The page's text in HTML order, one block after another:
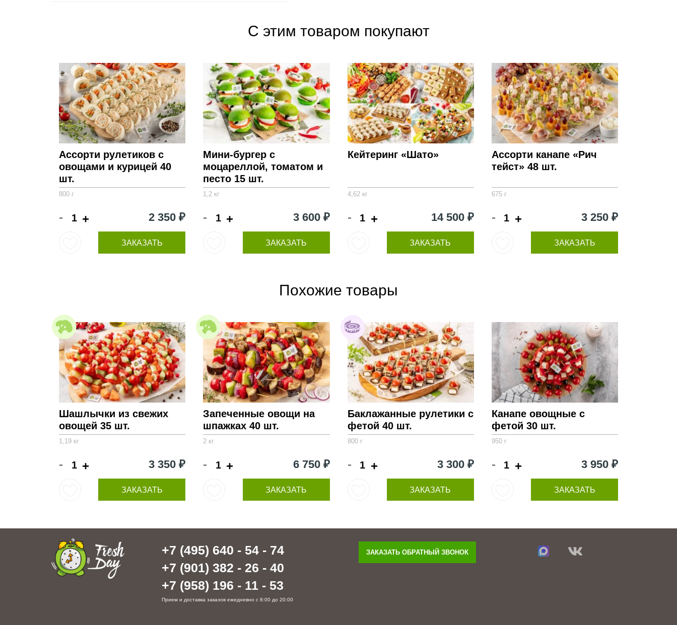
С этим товаром покупают
Ассорти рулетиков с
овощами и курицей 40
шт.
800 г
- + 2 350 ₽
ЗАКАЗАТЬ
Мини-бургер с
моцареллой, томатом и
песто 15 шт.
1,2 кг
- + 3 600 ₽
ЗАКАЗАТЬ
Кейтеринг «Шато»
4,62 кг
- + 14 500 ₽
ЗАКАЗАТЬ
Ассорти канапе «Рич
тейст» 48 шт.
675 г
- + 3 250 ₽
ЗАКАЗАТЬ
Похожие товары
Шашлычки из свежих
овощей 35 шт.
1,19 кг
- + 3 350 ₽
ЗАКАЗАТЬ
Запеченные овощи на
шпажках 40 шт.
2 кг
- + 6 750 ₽
ЗАКАЗАТЬ
Баклажанные рулетики с
фетой 40 шт.
800 г
- + 3 300 ₽
ЗАКАЗАТЬ
Канапе овощные с
фетой 30 шт.
950 г
- + 3 950 ₽
ЗАКАЗАТЬ
+7 (495) 640 - 54 - 74
+7 (901) 382 - 26 - 40
+7 (958) 196 - 11 - 53
Прием и доставка заказов ежедневно с 8:00 до 20:00
ЗАКАЗАТЬ ОБРАТНЫЙ ЗВОНОК